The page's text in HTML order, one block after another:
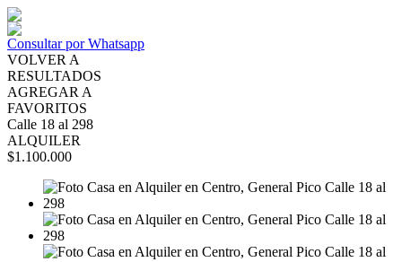
Consultar por Whatsapp
VOLVER A
RESULTADOS
AGREGAR A
FAVORITOS
Calle 18 al 298
ALQUILER
$1.100.000